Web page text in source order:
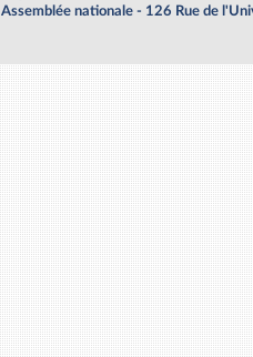
Assemblée nationale - 126 Rue de